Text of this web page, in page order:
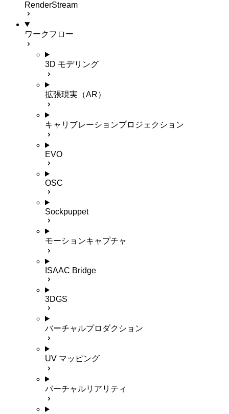
RenderStream
ワークフロー
3D モデリング
拡張現実（AR）
キャリブレーションプロジェクション
EVO
OSC
Sockpuppet
モーションキャプチャ
ISAAC Bridge
3DGS
バーチャルプロダクション
UV マッピング
バーチャルリアリティ